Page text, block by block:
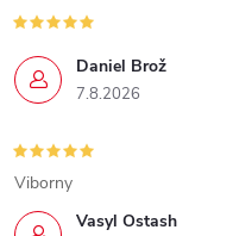
Daniel Brož
7.8.2026
Vasyl Ostash
Viborny